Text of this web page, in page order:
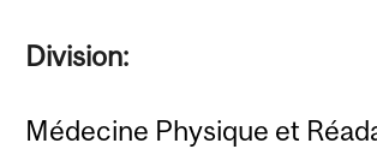
Division:
Médecine Physique et